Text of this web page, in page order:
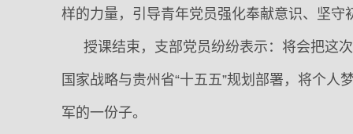
样的力量，引导青年党员强化奉献意识、坚守
授课结束，支部党员纷纷表示：将会把这
国家战略与贵州省“十五五”规划部署，将个
军的一份子。